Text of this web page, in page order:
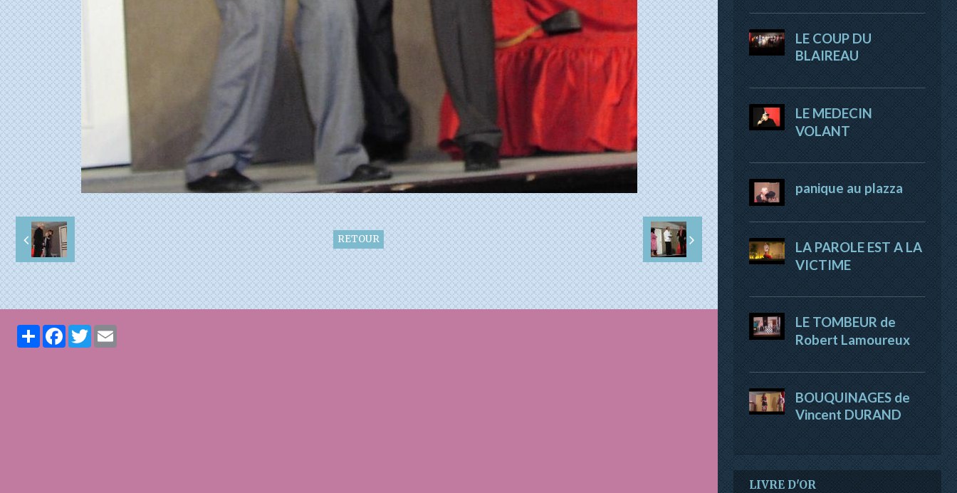
RETOUR
PartagerFacebook
Twitter
LE COUP DU
BLAIREAU
LE MEDECIN
VOLANT
panique au plazza
LA PAROLE EST A LA
VICTIME
LE TOMBEUR de
Robert Lamoureux
BOUQUINAGES de
Vincent DURAND
LIVRE D'OR